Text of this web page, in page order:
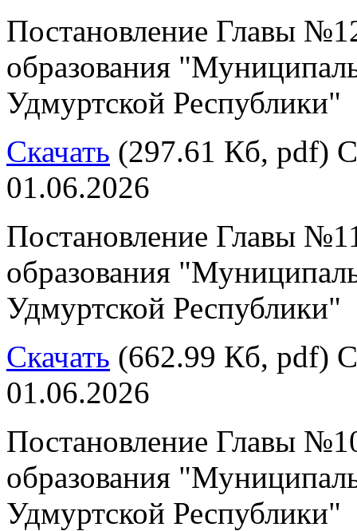
Постановление Главы
образования
Удмуртской Республики"
Скачать (297.61 Кб, pdf)
01.06.2026
Постановление Главы
образования
Удмуртской Республики"
Скачать (662.99 Кб, pdf)
01.06.2026
Постановление Главы
образования
Удмуртской Республики"